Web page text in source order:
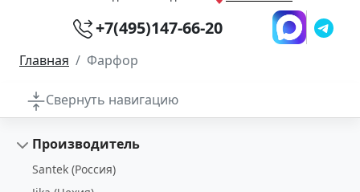
+7(495)147-66-20
Главная Фарфор
Свернуть навигацию
Производитель
Santek (Россия)